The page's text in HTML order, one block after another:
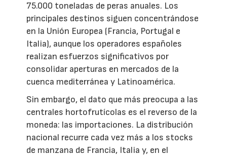
75.000 toneladas de peras anuales. Los
principales destinos siguen concentrándose
en la Unión Europea (Francia, Portugal e
Italia), aunque los operadores españoles
realizan esfuerzos significativos por
consolidar aperturas en mercados de la
cuenca mediterránea y Latinoamérica.
Sin embargo, el dato que más preocupa a las
centrales hortofrutícolas es el reverso de la
moneda: las importaciones. La distribución
nacional recurre cada vez más a los stocks
de manzana de Francia, Italia y, en el